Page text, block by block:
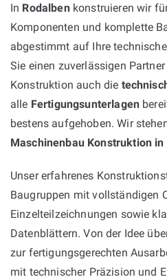
In Rodalbenkonstruieren wir
Komponenten und komplette
abgestimmt auf Ihre
Sie einen zuverlässigen
Konstruktion auch die
alle Fertigungsunterlagen
bestens aufgehoben. Wir
Maschinenbau Konstruktion in
Unser erfahrenes
Baugruppen mit vollständigen
Einzelteilzeichnungen sowie
Datenblättern. Von der Idee
zur fertigungsgerechten
mit technischer Präzision und